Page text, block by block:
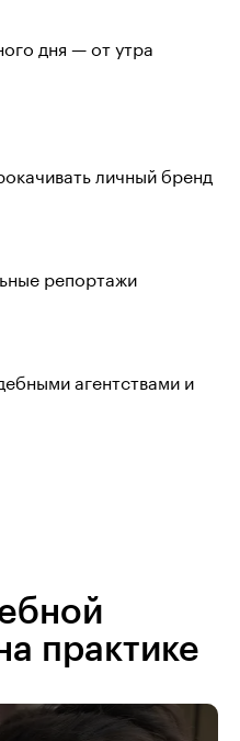
дня — от утра
личный бренд
репортажи
агентствами и
практике